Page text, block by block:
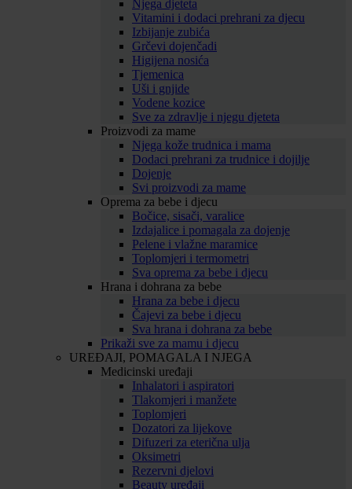
Njega djeteta
Vitamini i dodaci prehrani za djecu
Izbijanje zubića
Grčevi dojenčadi
Higijena nosića
Tjemenica
Uši i gnjide
Vodene kozice
Sve za zdravlje i njegu djeteta
Proizvodi za mame
Njega kože trudnica i mama
Dodaci prehrani za trudnice i dojilje
Dojenje
Svi proizvodi za mame
Oprema za bebe i djecu
Bočice, sisači, varalice
Izdajalice i pomagala za dojenje
Pelene i vlažne maramice
Toplomjeri i termometri
Sva oprema za bebe i djecu
Hrana i dohrana za bebe
Hrana za bebe i djecu
Čajevi za bebe i djecu
Sva hrana i dohrana za bebe
Prikaži sve za mamu i djecu
UREĐAJI, POMAGALA I NJEGA
Medicinski uređaji
Inhalatori i aspiratori
Tlakomjeri i manžete
Toplomjeri
Dozatori za lijekove
Difuzeri za eterična ulja
Oksimetri
Rezervni djelovi
Beauty uređaji